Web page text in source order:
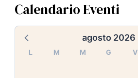
Calendario Eventi
agosto 2026
L M M G V